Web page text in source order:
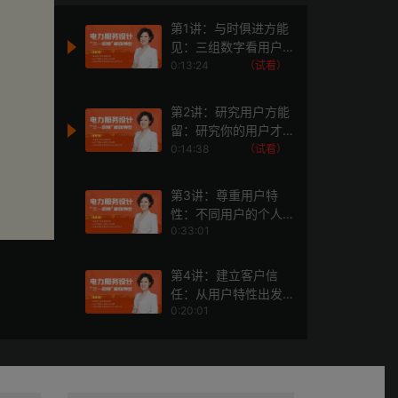
第1讲：与时俱进方能
见：三组数字看用户
需求变化
0:13:24 （试看）
第2讲：研究用户方能
留：研究你的用户才
能留住客户
0:14:38 （试看）
第3讲：尊重用户特
性：不同用户的个人
特性研究
0:33:01
第4讲：建立客户信
任：从用户特性出发
精细化建立客户信任
0:20:01